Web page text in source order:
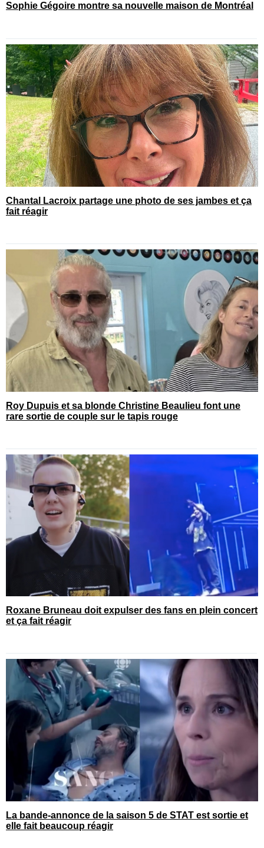
Sophie Gégoire montre sa nouvelle maison de Montréal
Chantal Lacroix partage une photo de ses jambes et ça
fait réagir
Roy Dupuis et sa blonde Christine Beaulieu font une
rare sortie de couple sur le tapis rouge
Roxane Bruneau doit expulser des fans en plein concert
et ça fait réagir
La bande-annonce de la saison 5 de STAT est sortie et
elle fait beaucoup réagir